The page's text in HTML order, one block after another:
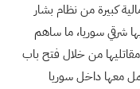
كبيرة من نظام بشار
شرقي سوريا، ما ساهم
من خلال فتح باب
معها داخل سوريا